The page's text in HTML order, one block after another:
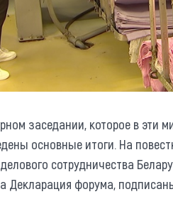
заседании, которое в эти
основные итоги. На
сотрудничества
Декларация форума,